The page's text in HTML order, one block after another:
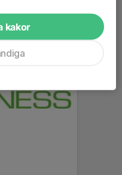
kakor